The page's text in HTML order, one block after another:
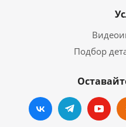
Подбор